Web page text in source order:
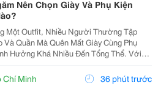
Nên Chọn Giày Và Phụ Kiện
Một Outfit, Nhiều Người Thường Tập
Và Quần Mà Quên Mất Giày Cùng Phụ
Hưởng Khá Nhiều Đến Tổng Thể. Với
Lựa Chọn Đúng Những Chi Tiết Này Có
Phục Trông Cân Bằng, Chỉn Chu Và Thể
Chí Minh 36 phút trước